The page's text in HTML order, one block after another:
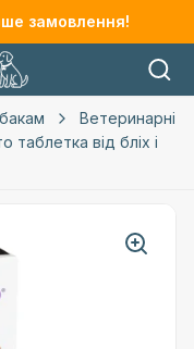
замовлення!
Ветеринарні
таблетка від бліх і